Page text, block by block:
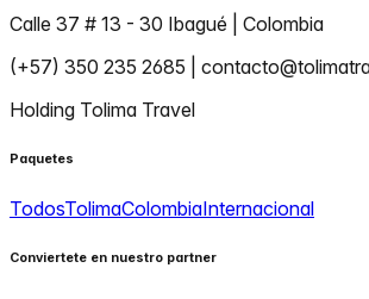
Calle 37 # 13 - 30 Ibagué | Colombia
(+57) 350 235 2685 |
Holding Tolima Travel
Paquetes
TodosTolimaColombiaInternacional
Conviertete en nuestro partner